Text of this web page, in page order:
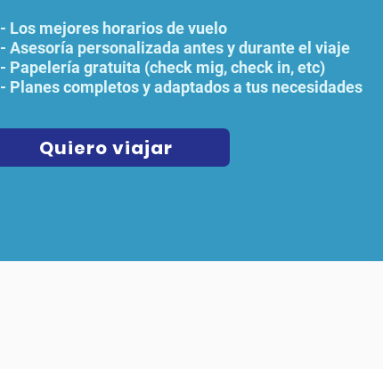
- Los mejores horarios de vuelo
- Asesoría personalizada antes y durante el viaje
- Papelería gratuita (check mig, check in, etc)
- Planes completos y adaptados a tus necesidades
Quiero viajar